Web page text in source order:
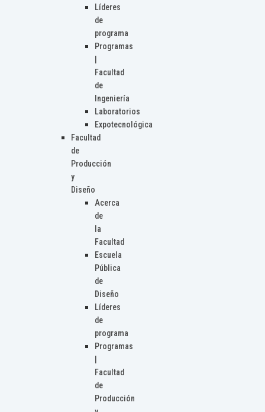
Líderes
de
programa
Programas
Facultad
de
Ingeniería
Laboratorios
Expotecnológica
Facultad
de
Producción
y
Diseño
Acerca
de
la
Facultad
Escuela
Pública
de
Diseño
Líderes
de
programa
Programas
Facultad
de
Producción